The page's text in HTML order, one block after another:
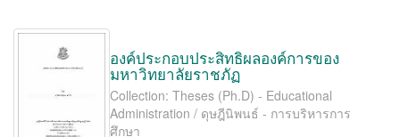
องค์ประกอบประสิทธิผลองค์การของ
มหาวิทยาลัยราชภัฏ
Collection: Theses (Ph.D) - Educational
Administration / ดุษฎีนิพนธ์ - การบริหารการ
ศึกษา